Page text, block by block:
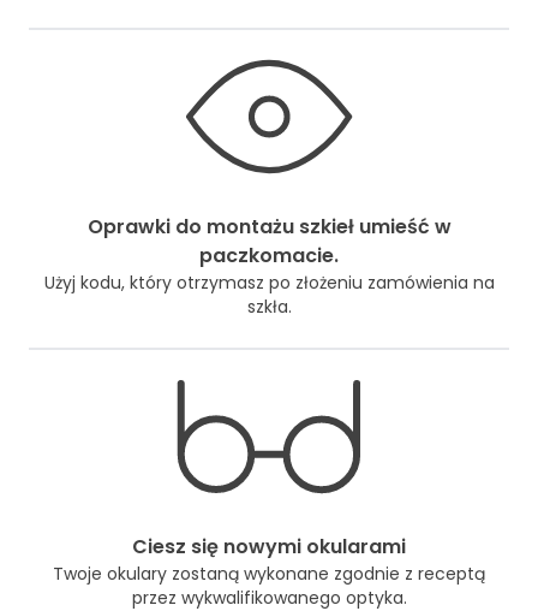
Oprawki do montażu szkieł umieść w
paczkomacie.
Użyj kodu, który otrzymasz po złożeniu zamówienia na
szkła.
Ciesz się nowymi okularami
Twoje okulary zostaną wykonane zgodnie z receptą
przez wykwalifikowanego optyka.